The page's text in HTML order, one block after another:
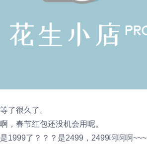
了很久了。
，春节红包还没机会用呢。
1999了？？？是2499，2499啊啊啊~~~